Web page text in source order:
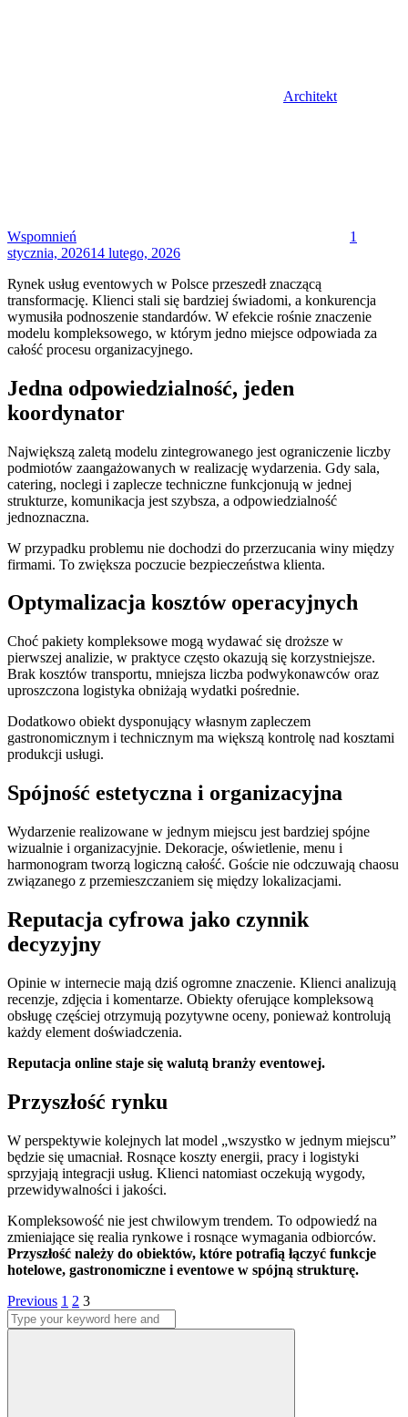
Architekt
Wspomnień
1
stycznia, 202614 lutego, 2026
Rynek usług eventowych w Polsce przeszedł znaczącą
transformację. Klienci stali się bardziej świadomi, a konkurencja
wymusiła podnoszenie standardów. W efekcie rośnie znaczenie
modelu kompleksowego, w którym jedno miejsce odpowiada za
całość procesu organizacyjnego.
Jedna odpowiedzialność, jeden
koordynator
Największą zaletą modelu zintegrowanego jest ograniczenie liczby
podmiotów zaangażowanych w realizację wydarzenia. Gdy sala,
catering, noclegi i zaplecze techniczne funkcjonują w jednej
strukturze, komunikacja jest szybsza, a odpowiedzialność
jednoznaczna.
W przypadku problemu nie dochodzi do przerzucania winy między
firmami. To zwiększa poczucie bezpieczeństwa klienta.
Optymalizacja kosztów operacyjnych
Choć pakiety kompleksowe mogą wydawać się droższe w
pierwszej analizie, w praktyce często okazują się korzystniejsze.
Brak kosztów transportu, mniejsza liczba podwykonawców oraz
uproszczona logistyka obniżają wydatki pośrednie.
Dodatkowo obiekt dysponujący własnym zapleczem
gastronomicznym i technicznym ma większą kontrolę nad kosztami
produkcji usługi.
Spójność estetyczna i organizacyjna
Wydarzenie realizowane w jednym miejscu jest bardziej spójne
wizualnie i organizacyjnie. Dekoracje, oświetlenie, menu i
harmonogram tworzą logiczną całość. Goście nie odczuwają chaosu
związanego z przemieszczaniem się między lokalizacjami.
Reputacja cyfrowa jako czynnik
decyzyjny
Opinie w internecie mają dziś ogromne znaczenie. Klienci analizują
recenzje, zdjęcia i komentarze. Obiekty oferujące kompleksową
obsługę częściej otrzymują pozytywne oceny, ponieważ kontrolują
każdy element doświadczenia.
Reputacja online staje się walutą branży eventowej.
Przyszłość rynku
W perspektywie kolejnych lat model „wszystko w jednym miejscu”
będzie się umacniał. Rosnące koszty energii, pracy i logistyki
sprzyjają integracji usług. Klienci natomiast oczekują wygody,
przewidywalności i jakości.
Kompleksowość nie jest chwilowym trendem. To odpowiedź na
zmieniające się realia rynkowe i rosnące wymagania odbiorców.
Przyszłość należy do obiektów, które potrafią łączyć funkcje
hotelowe, gastronomiczne i eventowe w spójną strukturę.
Stronicowanie
wpisów
Previous Page
1 Page
2 Page
3
Search
for: